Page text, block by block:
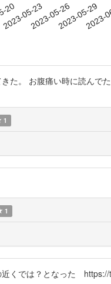
20
2023-05-232023-05-262023-05-29
た。 お腹痛い時に読ん
1
1
近くでは？となった